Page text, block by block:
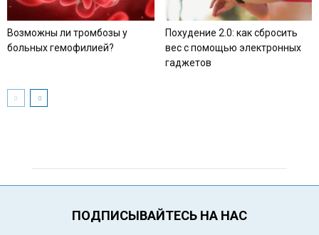
Возможны ли тромбозы у
больных гемофилией?
Похудение 2.0: как сбросить
вес с помощью электронных
гаджетов
ПОДПИСЫВАЙТЕСЬ НА НАС